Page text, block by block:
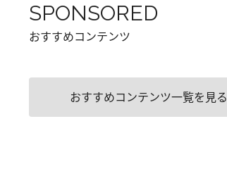
SPONSORED
おすすめコンテンツ
おすすめコンテンツ一覧を見る